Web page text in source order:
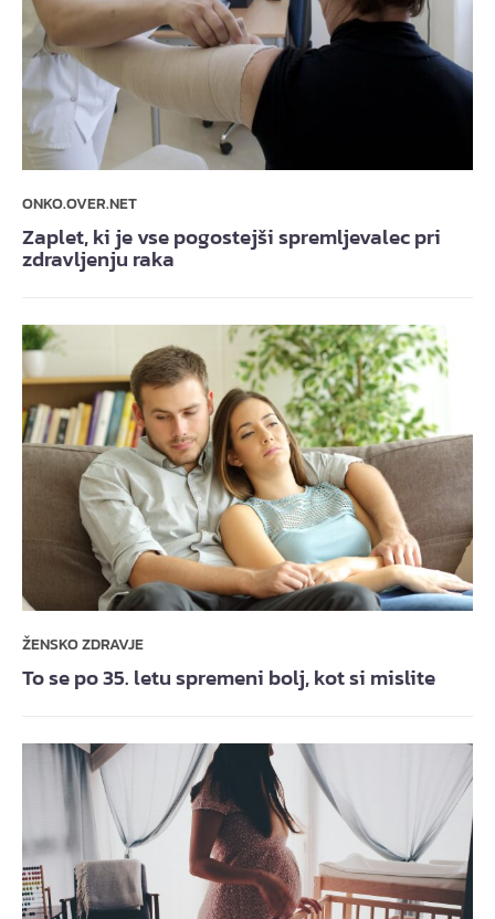
ONKO.OVER.NET
Zaplet, ki je vse pogostejši spremljevalec pri
zdravljenju raka
ŽENSKO ZDRAVJE
To se po 35. letu spremeni bolj, kot si mislite